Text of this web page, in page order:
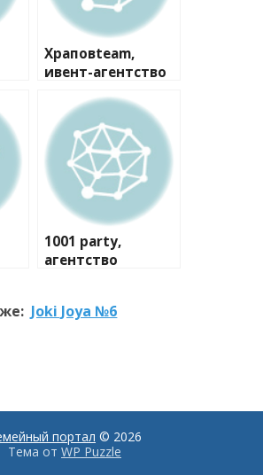
Храповteam,
ивент-агентство
1001 party,
агентство
Joki Joya №6
портал © 2026
Тема от WP Puzzle